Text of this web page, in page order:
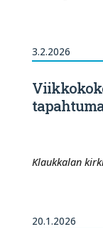
3.2.2026
Klaukkalan
20.1.2026